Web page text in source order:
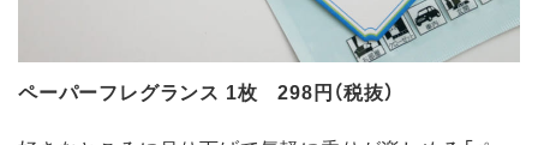
ペーパーフレグランス 1枚 298円（税抜）